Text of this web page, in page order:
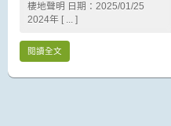
棲地聲明 日期：2025/01/25
2024年 [ ... ]
閱讀全文